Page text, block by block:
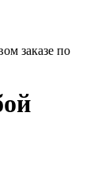
заказе по